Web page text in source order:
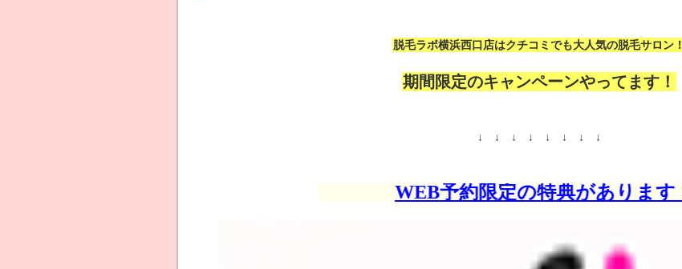
脱毛ラボ※横浜西口店≪口コミ・
WEB予約はこちらから≫
脱毛ラボ横浜西口店はクチコミでも大人気の脱毛サロン！
期間限定のキャンペーンやってます！
↓ ↓ ↓ ↓ ↓ ↓ ↓ ↓
WEB予約限定の特典があります！！